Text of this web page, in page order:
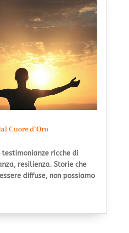
Cuore d’Oro
testimonianze ricche di
resilienza. Storie che
diffuse, non possiamo